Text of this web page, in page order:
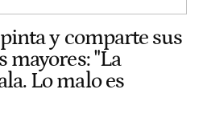
y comparte sus
mayores: "La
Lo malo es